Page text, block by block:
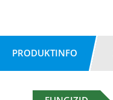
PRODUKTINFO